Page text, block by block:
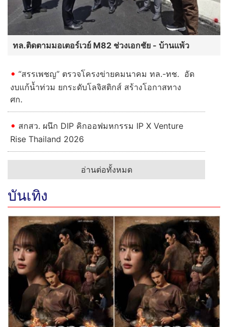
ทล.ติดตามมอเตอร์เวย์ M82 ช่วงเอกชัย - บ้านแพ้ว
“สรรเพชญ” ตรวจโครงข่ายคมนาคม ทล.-ทช. อัด
งบแก้น้ำท่วม ยกระดับโลจิสติกส์ สร้างโอกาสทาง
ศก.
สกสว. ผนึก DIP คิกออฟมหกรรม IP X Venture
Rise Thailand 2026
อ่านต่อทั้งหมด
บันเทิง